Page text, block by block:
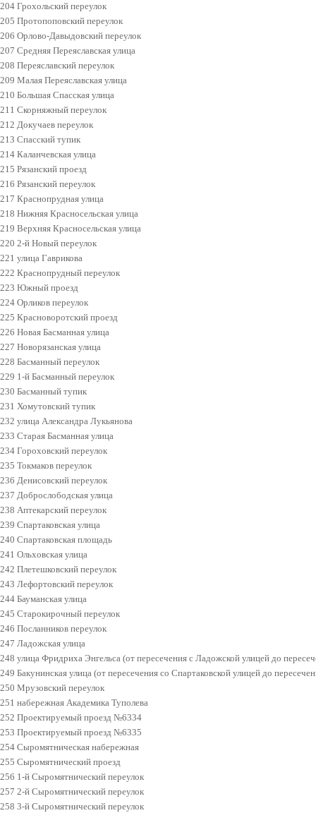
204 Грохольский переулок
205 Протопоповский переулок
206 Орлово-Давыдовский переулок
207 Средняя Переяславская улица
208 Переяславский переулок
209 Малая Переяславская улица
210 Большая Спасская улица
211 Скорняжный переулок
212 Докучаев переулок
213 Спасский тупик
214 Каланчевская улица
215 Рязанский проезд
216 Рязанский переулок
217 Краснопрудная улица
218 Нижняя Красносельская улица
219 Верхняя Красносельская улица
220 2-й Новый переулок
221 улица Гаврикова
222 Краснопрудный переулок
223 Южный проезд
224 Орликов переулок
225 Красноворотский проезд
226 Новая Басманная улица
227 Новорязанская улица
228 Басманный переулок
229 1-й Басманный переулок
230 Басманный тупик
231 Хомутовский тупик
232 улица Александра Лукьянова
233 Старая Басманная улица
234 Гороховский переулок
235 Токмаков переулок
236 Денисовский переулок
237 Доброслободская улица
238 Аптекарский переулок
239 Спартаковская улица
240 Спартаковская площадь
241 Ольховская улица
242 Плетешковский переулок
243 Лефортовский переулок
244 Бауманская улица
245 Старокирочный переулок
246 Посланников переулок
247 Ладожская улица
248 улица Фридриха Энгельса (от пересечения с Ладожской улицей до
249 Бакунинская улица (от пересечения со Спартаковской улицей до
250 Мрузовский переулок
251 набережная Академика Туполева
252 Проектируемый проезд №6334
253 Проектируемый проезд №6335
254 Сыромятническая набережная
255 Сыромятнический проезд
256 1-й Сыромятнический переулок
257 2-й Сыромятнический переулок
258 3-й Сыромятнический переулок